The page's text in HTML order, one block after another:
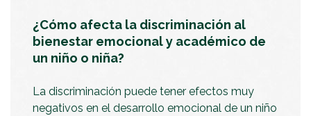
¿Cómo afecta la discriminación al
bienestar emocional y académico de
un niño o niña?
La discriminación puede tener efectos muy
negativos en el desarrollo emocional de un niño